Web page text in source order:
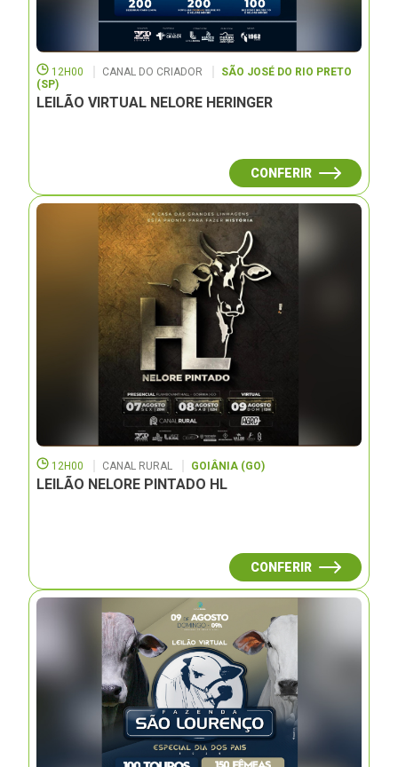
12H00 CANAL DO CRIADOR
SÃO JOSÉ DO RIO PRETO
(SP)
LEILÃO VIRTUAL NELORE HERINGER
CONFERIR
12H00 CANAL RURAL GOIÂNIA (GO)
LEILÃO NELORE PINTADO HL
CONFERIR